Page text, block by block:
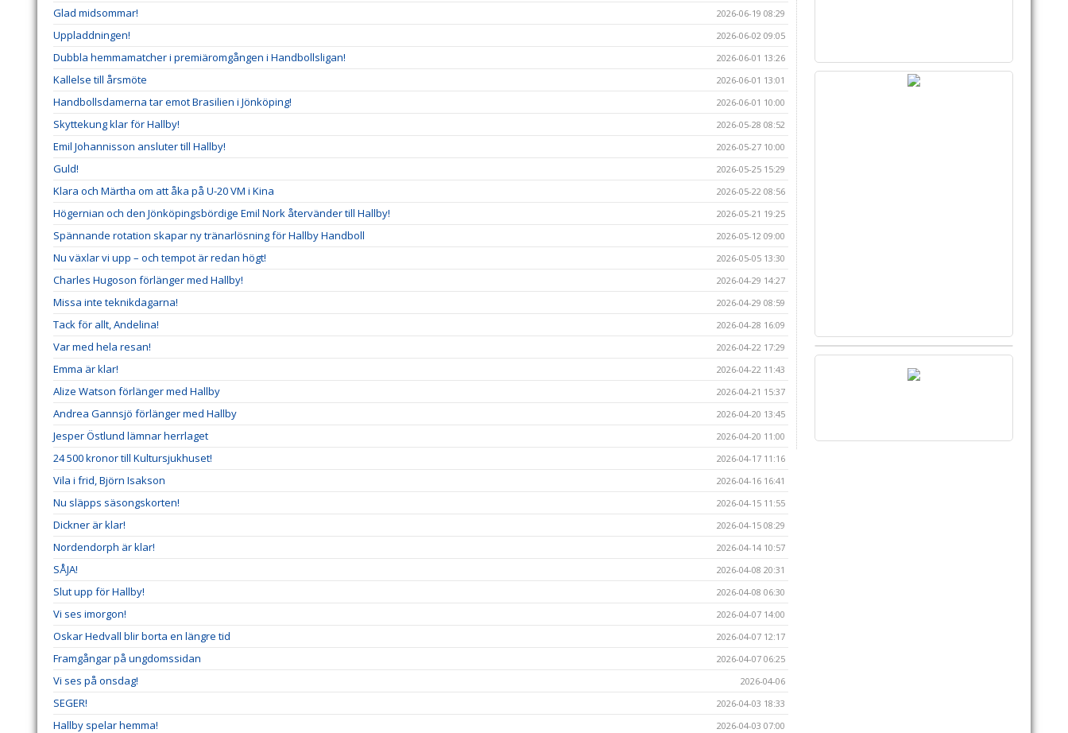
Glad midsommar! 2026-06-19 08:29
Uppladdningen! 2026-06-02 09:05
Dubbla hemmamatcher i premiäromgången i Handbollsligan! 2026-06-01 13:26
Kallelse till årsmöte 2026-06-01 13:01
Handbollsdamerna tar emot Brasilien i Jönköping! 2026-06-01 10:00
Skyttekung klar för Hallby! 2026-05-28 08:52
Emil Johannisson ansluter till Hallby! 2026-05-27 10:00
Guld! 2026-05-25 15:29
Klara och Märtha om att åka på U-20 VM i Kina 2026-05-22 08:56
Högernian och den Jönköpingsbördige Emil Nork återvänder till Hallby! 2026-05-21 19:25
Spännande rotation skapar ny tränarlösning för Hallby Handboll 2026-05-12 09:00
Nu växlar vi upp – och tempot är redan högt! 2026-05-05 13:30
Charles Hugoson förlänger med Hallby! 2026-04-29 14:27
Missa inte teknikdagarna! 2026-04-29 08:59
Tack för allt, Andelina! 2026-04-28 16:09
Var med hela resan! 2026-04-22 17:29
Emma är klar! 2026-04-22 11:43
Alize Watson förlänger med Hallby 2026-04-21 15:37
Andrea Gannsjö förlänger med Hallby 2026-04-20 13:45
Jesper Östlund lämnar herrlaget 2026-04-20 11:00
24 500 kronor till Kultursjukhuset! 2026-04-17 11:16
Vila i frid, Björn Isakson 2026-04-16 16:41
Nu släpps säsongskorten! 2026-04-15 11:55
Dickner är klar! 2026-04-15 08:29
Nordendorph är klar! 2026-04-14 10:57
SÅJA! 2026-04-08 20:31
Slut upp för Hallby! 2026-04-08 06:30
Vi ses imorgon! 2026-04-07 14:00
Oskar Hedvall blir borta en längre tid 2026-04-07 12:17
Framgångar på ungdomssidan 2026-04-07 06:25
Vi ses på onsdag! 2026-04-06
SEGER! 2026-04-03 18:33
Hallby spelar hemma! 2026-04-03 07:00